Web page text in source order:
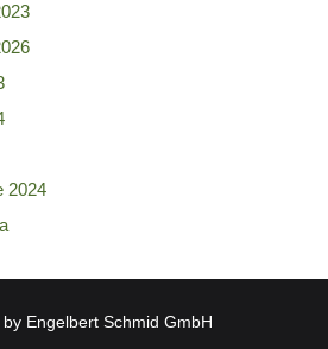
2024
Engelbert Schmid GmbH